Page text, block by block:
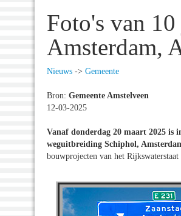
Foto's van
Amsterdam,
Nieuws -> Gemeente
Bron: Gemeente Amstelveen
12-03-2025
Vanaf donderdag 20 maart 2025 is
weguitbreiding Schiphol,
bouwprojecten van het